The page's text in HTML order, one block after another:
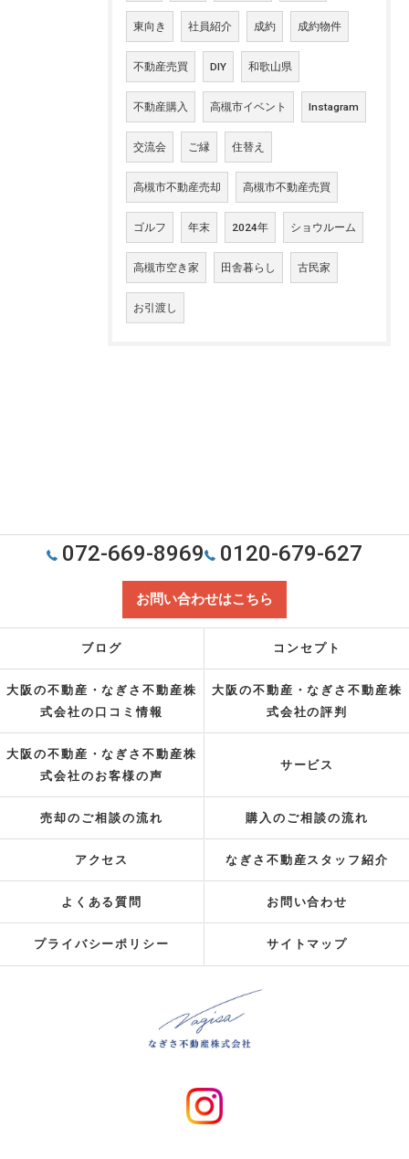
東向き 社員紹介 成約 成約物件
不動産売買 DIY 和歌山県
不動産購入 高槻市イベント Instagram
交流会 ご縁 住替え
高槻市不動産売却 高槻市不動産売買
ゴルフ 年末 2024年 ショウルーム
高槻市空き家 田舎暮らし 古民家
お引渡し
072-669-8969 0120-679-627
お問い合わせはこちら
ブログ コンセプト
大阪の不動産・なぎさ不動産株
式会社の口コミ情報
大阪の不動産・なぎさ不動産株
式会社の評判
大阪の不動産・なぎさ不動産株
式会社のお客様の声
サービス
売却のご相談の流れ 購入のご相談の流れ
アクセス なぎさ不動産スタッフ紹介
よくある質問 お問い合わせ
プライバシーポリシー サイトマップ